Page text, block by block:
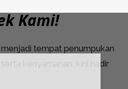
Kami!
tempat penumpukan
kenyamanan, kini hadir